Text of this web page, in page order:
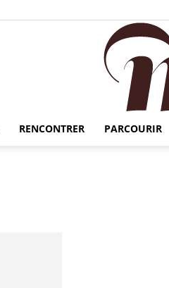
RENCONTRER PARCOURIR